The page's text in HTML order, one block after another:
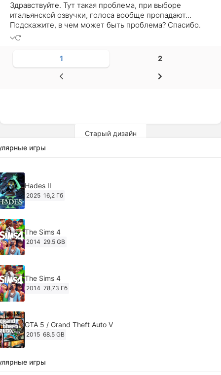
Здравствуйте. Тут такая проблема, при выборе
итальянской озвучки, голоса вообще пропадают...
Подскажите, в чем может быть проблема? Спасибо.
1 2
Старый дизайн
игры
Hades II
2025 16,2 Гб
The Sims 4
2014 29.5 GB
The Sims 4
2014 78,73 Гб
GTA 5 / Grand Theft Auto V
2015 68.5 GB
Ghost of Tsushima: Director's Cut v.1053.8.1023.1614
игры